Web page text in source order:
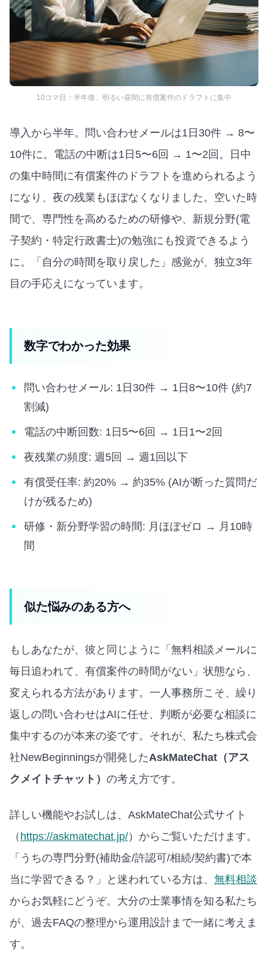
10コマ目：半年後、明るい昼間に有償案件のドラフトに集中
導入から半年。問い合わせメールは1日30件 → 8〜
10件に。電話の中断は1日5〜6回 → 1〜2回。日中
の集中時間に有償案件のドラフトを進められるよう
になり、夜の残業もほぼなくなりました。空いた時
間で、専門性を高めるための研修や、新規分野(電
子契約・特定行政書士)の勉強にも投資できるよう
に。「自分の時間を取り戻した」感覚が、独立3年
目の手応えになっています。
数字でわかった効果
問い合わせメール: 1日30件 → 1日8〜10件 (約7
割減)
電話の中断回数: 1日5〜6回 → 1日1〜2回
夜残業の頻度: 週5回 → 週1回以下
有償受任率: 約20% → 約35% (AIが断った質問だ
けが残るため)
研修・新分野学習の時間: 月ほぼゼロ → 月10時
間
似た悩みのある方へ
もしあなたが、彼と同じように「無料相談メールに
毎日追われて、有償案件の時間がない」状態なら、
変えられる方法があります。一人事務所こそ、繰り
返しの問い合わせはAIに任せ、判断が必要な相談に
集中するのが本来の姿です。それが、私たち株式会
社NewBeginningsが開発したAskMateChat（アス
クメイトチャット） の考え方です。
詳しい機能やお試しは、AskMateChat公式サイト
（ https://askmatechat.jp/）からご覧いただけます。
「うちの専門分野(補助金/許認可/相続/契約書)で本
当に学習できる？」と迷われている方は、 無料相談
からお気軽にどうぞ。大分の士業事情を知る私たち
が、過去FAQの整理から運用設計まで一緒に考えま
す。